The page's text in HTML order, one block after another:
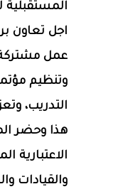
المستقبلية
اجل تعاون
عمل مشتركة
وتنظيم
التدريب،
هذا وحضر
الاعتبارية
والقيادات